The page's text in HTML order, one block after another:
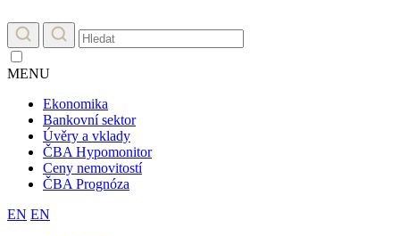
MENU
Ekonomika
Bankovní sektor
Úvěry a vklady
ČBA Hypomonitor
Ceny nemovitostí
ČBA Prognóza
EN EN